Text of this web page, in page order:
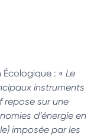
Écologique : « Le
instruments
repose sur une
d’énergie en
imposée par les